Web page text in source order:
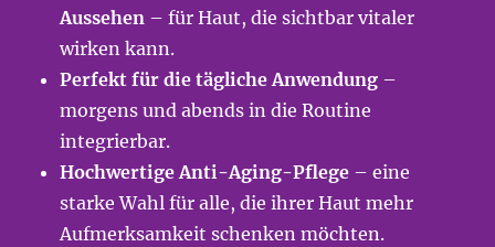
Aussehen – für Haut, die sichtbar vitaler
wirken kann.
Perfekt für die tägliche Anwendung –
morgens und abends in die Routine
integrierbar.
Hochwertige Anti-Aging-Pflege – eine
starke Wahl für alle, die ihrer Haut mehr
Aufmerksamkeit schenken möchten.